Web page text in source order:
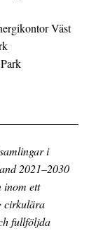
Väst
i
2021–2030
inom ett
cirkulära
fullföljda